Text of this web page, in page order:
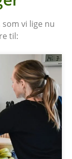
vi lige nu
til: